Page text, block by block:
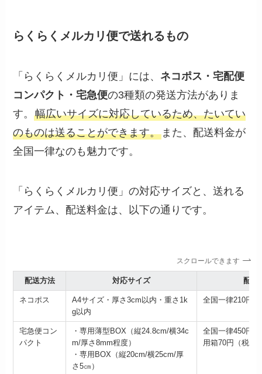
らくらくメルカリ便で送れるもの
「らくらくメルカリ便」には、 ネコポス・宅配便
コンパクト・宅急便の3種類の発送方法がありま
す。幅広いサイズに対応しているため、たいてい
のものは送ることができます。 また、配送料金が
全国一律なのも魅力です。
「らくらくメルカリ便」の対応サイズと、送れる
アイテム、配送料金は、以下の通りです。
スクロールできます
配送方法 対応サイズ 配送
ネコポス
A4サイズ・厚さ3cm以内・重さ1k
g以内
全国一律210円
宅急便コン
パクト
・専用薄型BOX（縦24.8cm/横34c
m/厚さ8mm程度）
・専用BOX（縦20cm/横25cm/厚
さ5㎝）
全国一律450円
用箱70円（税込